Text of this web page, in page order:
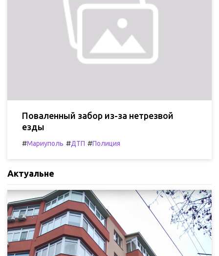
Поваленный забор из-за нетрезвой
езды
#Мариуполь #ДТП #Полиция
Актуальне